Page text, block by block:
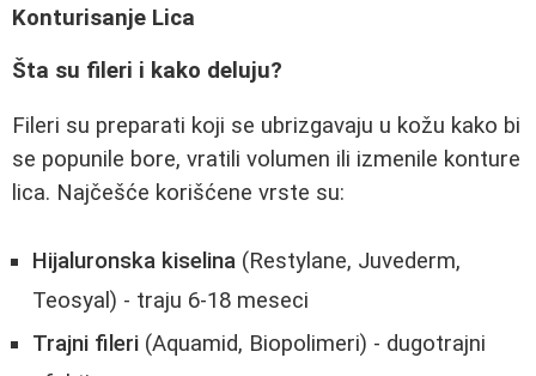
Konturisanje Lica
Šta su fileri i kako deluju?
Fileri su preparati koji se ubrizgavaju u kožu kako bi
se popunile bore, vratili volumen ili izmenile konture
lica. Najčešće korišćene vrste su:
Hijaluronska kiselina (Restylane, Juvederm,
Teosyal) - traju 6-18 meseci
Trajni fileri (Aquamid, Biopolimeri) - dugotrajni